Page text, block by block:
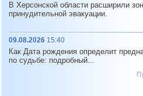
В Херсонской области расширили
принудительной эвакуации.
09.08.2026 15:40
Как Дата рождения определит
по судьбе: подробный...